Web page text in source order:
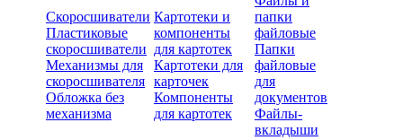
Скоросшиватели
Пластиковые
скоросшиватели
Механизмы для
скоросшивателя
Обложка без
механизма
Картотеки и
компоненты
для картотек
Картотеки для
карточек
Компоненты
для картотек
папки
файловые
Папки
файловые
для
документов
Файлы-
вкладыши